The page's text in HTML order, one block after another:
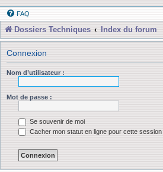
FAQ
Dossiers Techniques Index du forum
Connexion
Nom d’utilisateur :
Mot de passe :
Se souvenir de moi
Cacher mon statut en ligne pour cette session